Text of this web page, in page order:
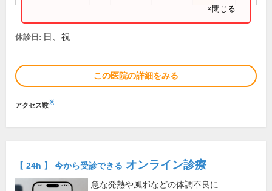
×閉じる
休診日: 日、祝
この医院の詳細をみる
アクセス数※
【 24h 】 今から受診できる オンライン診療
急な発熱や風邪などの体調不良に